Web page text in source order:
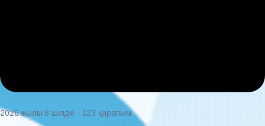
2026 жылғы 8 шілде · 123 қаралым